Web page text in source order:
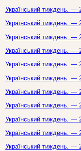
Український тиждень.
Український тиждень.
Український тиждень.
Український тиждень.
Український тиждень.
Український тиждень.
Український тиждень.
Український тиждень.
Український тиждень.
Український тиждень.
Український тиждень.